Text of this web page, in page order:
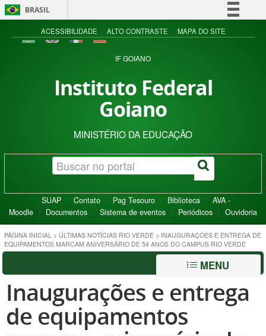
BRASIL
Simplifique!
Acesso à informação
ACESSIBILIDADE ALTO CONTRASTE MAPA DO SITE
IF GOIANO
Instituto Federal
Goiano
MINISTÉRIO DA EDUCAÇÃO
SUAP Contato Pag Tesouro Biblioteca
AVA -
Moodle
Documentos Sistema de eventos Periódicos Ouvidoria
PÁGINA INICIAL > ÚLTIMAS NOTÍCIAS RIO VERDE > INAUGURAÇÕES E ENTREGA DE
EQUIPAMENTOS MARCAM ANIVERSÁRIO DE 54 ANOS DO CAMPUS RIO VERDE
MENU
Inaugurações e entrega
de equipamentos